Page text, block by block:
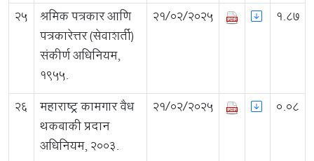
25 श्रमिक पत्रकार आणि
पत्रकारेत्तर (सेवाशर्ती)
संकीर्ण अधिनियम,
१९५५.
21/02/2025 1.87
26 महाराष्ट्र कामगार वैध
थकबाकी प्रदान
अधिनियम, २००३.
21/02/2025 0.08